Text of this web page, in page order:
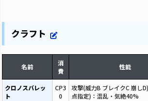
クラフト
名前
消
費
性能
クロノスバレッ
ト
CP3
0
攻撃(威力B ブレイクC 崩し
点指定)：混乱・気絶40%